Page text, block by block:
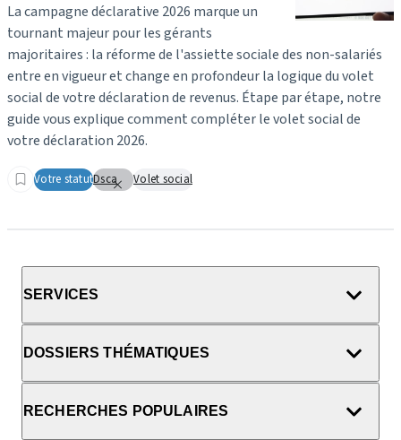
La campagne déclarative 2026 marque un
tournant majeur pour les gérants
majoritaires : la réforme de l'assiette sociale des non-salariés
entre en vigueur et change en profondeur la logique du volet
social de votre déclaration de revenus. Étape par étape, notre
guide vous explique comment compléter le volet social de
votre déclaration 2026.
Votre statutDsca Volet social
SERVICES
DOSSIERS THÉMATIQUES
RECHERCHES POPULAIRES